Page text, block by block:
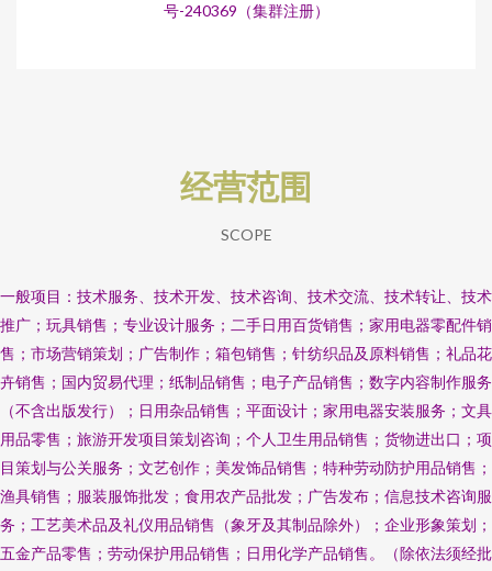
号-240369（集群注册）
经营范围
SCOPE
一般项目：技术服务、技术开发、技术咨询、技术交流、技术转让、技术
推广；玩具销售；专业设计服务；二手日用百货销售；家用电器零配件销
售；市场营销策划；广告制作；箱包销售；针纺织品及原料销售；礼品花
卉销售；国内贸易代理；纸制品销售；电子产品销售；数字内容制作服务
（不含出版发行）；日用杂品销售；平面设计；家用电器安装服务；文具
用品零售；旅游开发项目策划咨询；个人卫生用品销售；货物进出口；项
目策划与公关服务；文艺创作；美发饰品销售；特种劳动防护用品销售；
渔具销售；服装服饰批发；食用农产品批发；广告发布；信息技术咨询服
务；工艺美术品及礼仪用品销售（象牙及其制品除外）；企业形象策划；
五金产品零售；劳动保护用品销售；日用化学产品销售。（除依法须经批